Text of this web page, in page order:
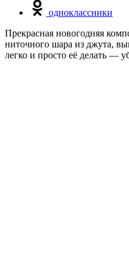
одноклассники
Прекрасная новогодняя
ниточного шара из джута,
легко и просто её делать —